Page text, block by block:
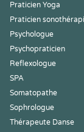
Praticien Yoga
Praticien
Psychologue
Psychopraticien
Reflexologue
SPA
Somatopathe
Sophrologue
Thérapeute Danse